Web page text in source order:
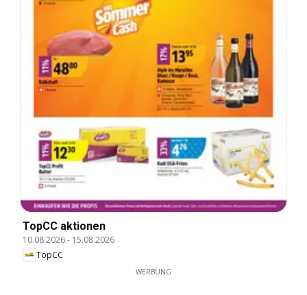
TopCC aktionen
10.08.2026- 15.08.2026
TopCC
WERBUNG